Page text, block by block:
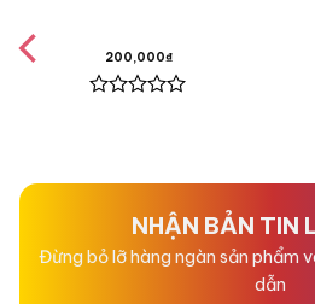
200,000₫
5
NHẬN BẢN TIN
Đừng bỏ lỡ hàng ngàn sản phẩm
dẫn